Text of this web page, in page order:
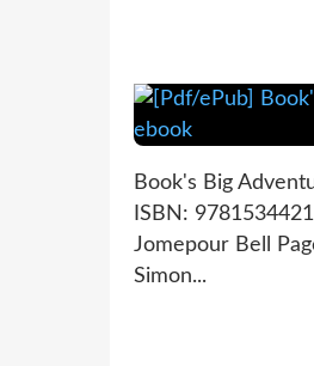
Book's Big
ISBN:
Jomepour Bell
Simon...